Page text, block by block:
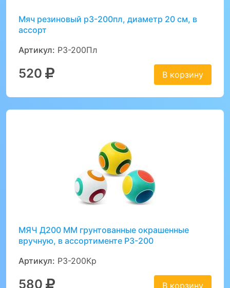
Мяч резиновый р3-200пл, диаметр 20 см, в
ассорт
Артикул: Р3-200Пл
520 В корзину
МЯЧ Д200 ММ грунтованные окрашенные
вручную, в ассортименте Р3-200
Артикул: Р3-200Кр
580 В корзину